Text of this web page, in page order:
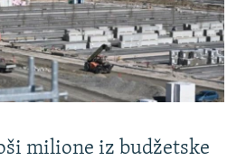
milione iz budžetske